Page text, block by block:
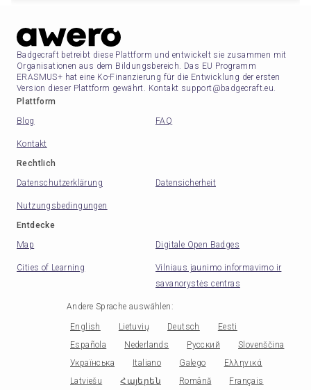
Badgecraft betreibt diese Plattform und entwickelt sie zusammen mit
Organisationen aus dem Bildungsbereich. Das EU Programm
ERASMUS+ hat eine Ko-Finanzierung für die Entwicklung der ersten
Version dieser Plattform gewährt. Kontakt support@badgecraft.eu.
Plattform
Blog
FAQ
Kontakt
Rechtlich
Datenschutzerklärung
Datensicherheit
Nutzungsbedingungen
Entdecke
Map
Digitale Open Badges
Cities of Learning
Vilniaus jaunimo informavimo ir
savanorystės centras
Andere Sprache auswählen :
English Lietuvių Deutsch
Eesti
Española
Nederlands Русский
Slovenščina
Українська
Italiano Galego
Ελληνικά
Latviešu
Հայերեն Română Français